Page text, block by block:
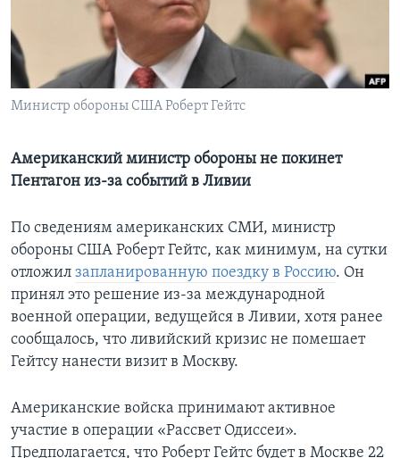
Learning English
СОЦИАЛЬНЫЕ СЕТИ
Языки
Министр обороны США Роберт Гейтс
Американский министр обороны не покинет
Пентагон из-за событий в Ливии
По сведениям американских СМИ, министр
обороны США Роберт Гейтс, как минимум, на сутки
отложил запланированную поездку в Россию. Он
принял это решение из-за международной
военной операции, ведущейся в Ливии, хотя ранее
сообщалось, что ливийский кризис не помешает
Гейтсу нанести визит в Москву.
Американские войска принимают активное
участие в операции «Рассвет Одиссеи».
Предполагается, что Роберт Гейтс будет в Москве 22